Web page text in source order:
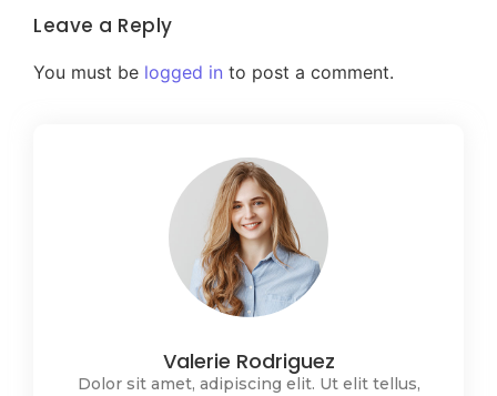
Leave a Reply
You must be logged in to post a comment.
Valerie Rodriguez
Dolor sit amet, adipiscing elit. Ut elit tellus,